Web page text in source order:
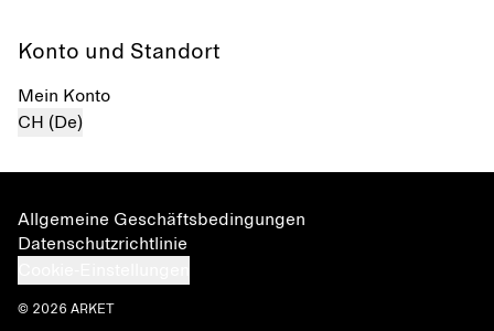
Konto und Standort
Mein Konto
CH (De)
Allgemeine Geschäftsbedingungen
Datenschutzrichtlinie
© 2026 ARKET